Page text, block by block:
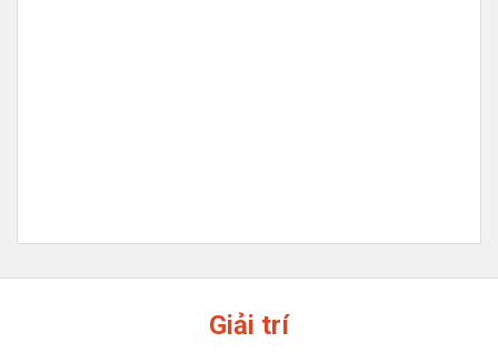
Giải trí